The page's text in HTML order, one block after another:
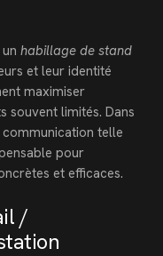
habillage de stand
et leur identité
maximiser
souvent limités. Dans
telle
pour
et efficaces.
/